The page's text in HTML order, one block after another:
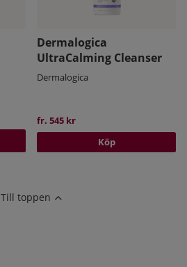
Dermalogica
UltraCalming Cleanser
Dermalogica
fr. 545 kr
Köp
Till toppen